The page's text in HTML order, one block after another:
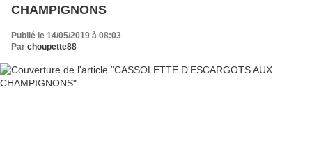
CHAMPIGNONS
Publié le 14/05/2019 à 08:03
Par choupette88